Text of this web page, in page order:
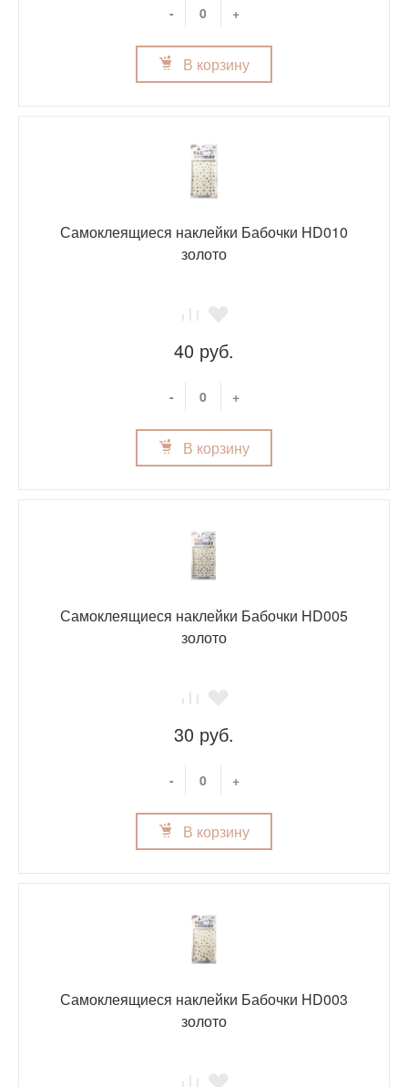
- +
В корзину
Самоклеящиеся наклейки Бабочки HD010
золото
40 руб.
- +
В корзину
Самоклеящиеся наклейки Бабочки HD005
золото
30 руб.
- +
В корзину
Самоклеящиеся наклейки Бабочки HD003
золото